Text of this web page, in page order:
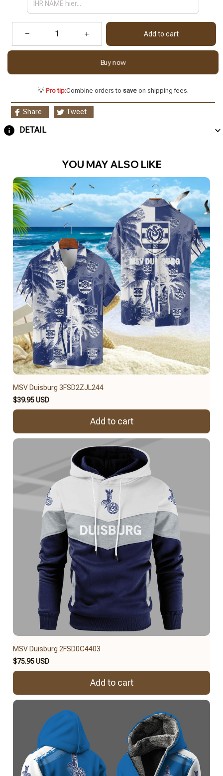
Add to cart
Buy now
💡 Pro tip:Combine orders to saveon shipping fees.
Share Tweet
DETAIL
YOU MAY ALSO LIKE
MSV Duisburg 3FSD2ZJL244
$39.95 USD
Add to cart
MSV Duisburg 2FSD0C4403
$75.95 USD
Add to cart